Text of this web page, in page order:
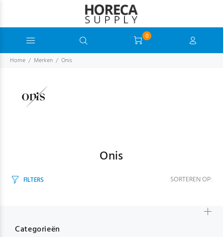
0
Home Merken Onis
Onis
FILTERS SORTEREN OP:
Categorieën